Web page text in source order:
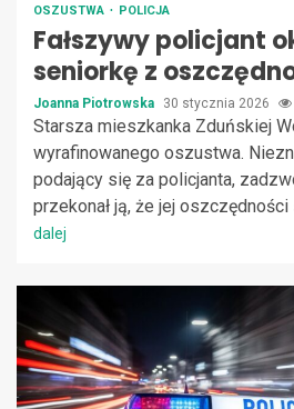
OSZUSTWA POLICJA
Fałszywy policjant
seniorkę z
Joanna Piotrowska 30 stycznia 2026
Starsza mieszkanka Zduńskiej
wyrafinowanego oszustwa.
podający się za policjanta,
przekonał ją, że jej oszczędności
dalej